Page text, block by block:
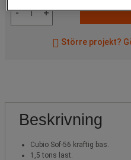
-
+
Större projekt?
Beskrivning
Cubio Sof-56 kraftig bas.
1,5 tons last.